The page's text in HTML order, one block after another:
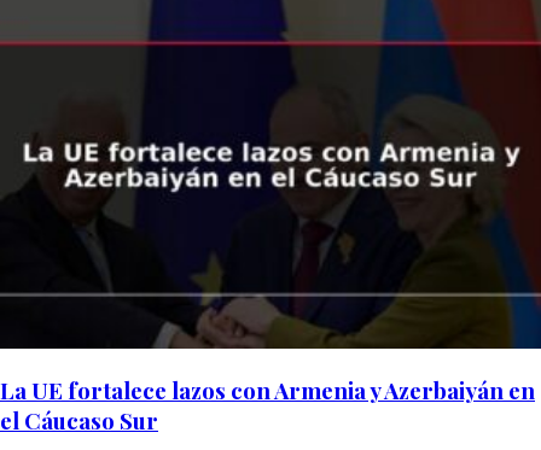
La UE fortalece lazos con Armenia y Azerbaiyán en
el Cáucaso Sur